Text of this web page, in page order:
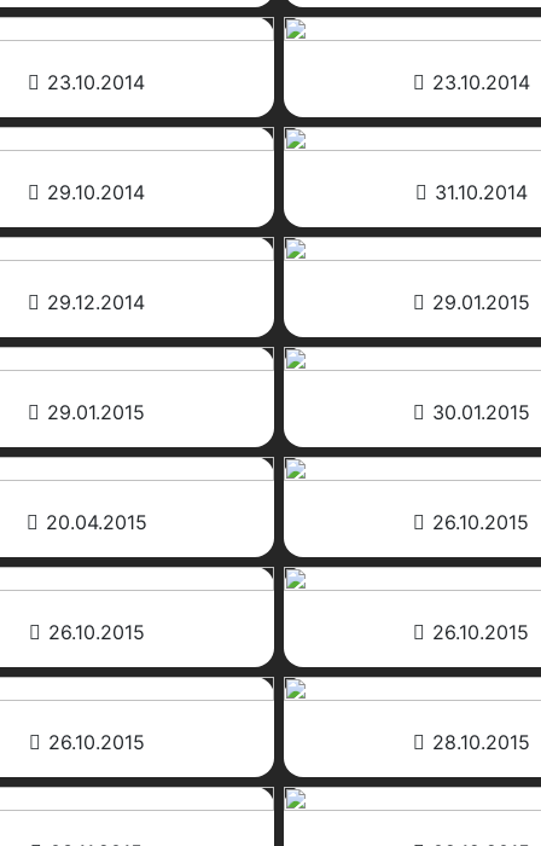
23.10.2014 23.10.2014
29.10.2014 31.10.2014
29.12.2014 29.01.2015
29.01.2015 30.01.2015
20.04.2015 26.10.2015
26.10.2015 26.10.2015
26.10.2015 28.10.2015